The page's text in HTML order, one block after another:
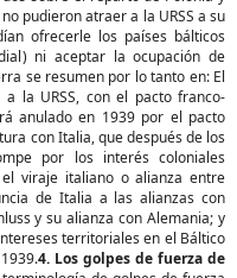
pudieron atraer a la URSS a su
ofrecerle los países bálticos
ni aceptar la ocupación de
se resumen por lo tanto en: El
la URSS, con el pacto franco-
anulado en 1939 por el pacto
con Italia, que después de los
por los interés coloniales
viraje italiano o alianza entre
de Italia a las alianzas con
y su alianza con Alemania; y
territoriales en el Báltico
4. Los golpes de fuerza de